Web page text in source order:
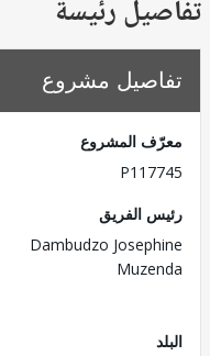
رئيسة
مشروع
المشروع
الفريق
Dambudzo